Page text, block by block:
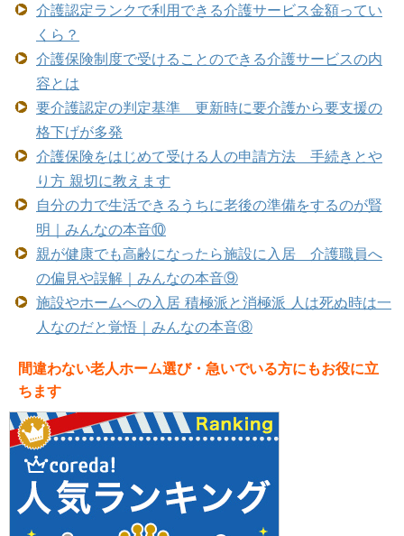
介護認定ランクで利用できる介護サービス金額ってい
くら？
介護保険制度で受けることのできる介護サービスの内
容とは
要介護認定の判定基準 更新時に要介護から要支援の
格下げが多発
介護保険をはじめて受ける人の申請方法 手続きとや
り方 親切に教えます
自分の力で生活できるうちに老後の準備をするのが賢
明｜みんなの本音⑩
親が健康でも高齢になったら施設に入居 介護職員へ
の偏見や誤解｜みんなの本音⑨
施設やホームへの入居 積極派と消極派 人は死ぬ時は一
人なのだと覚悟｜みんなの本音⑧
間違わない老人ホーム選び・急いでいる方にもお役に立
ちます